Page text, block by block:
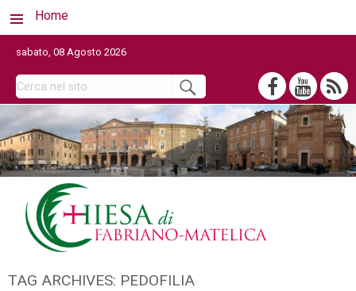
Home
sabato, 08 Agosto 2026
TAG ARCHIVES: PEDOFILIA